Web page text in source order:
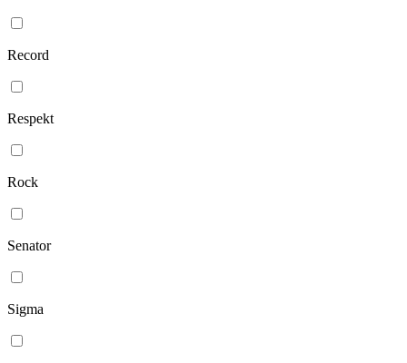
Record
Respekt
Rock
Senator
Sigma